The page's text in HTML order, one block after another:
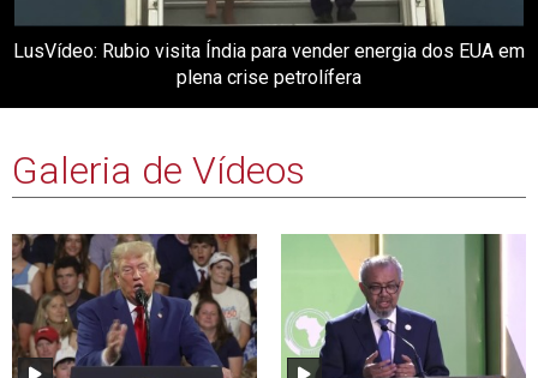
LusVídeo: Rubio visita Índia para vender energia dos EUA em
plena crise petrolífera
Galeria de Vídeos